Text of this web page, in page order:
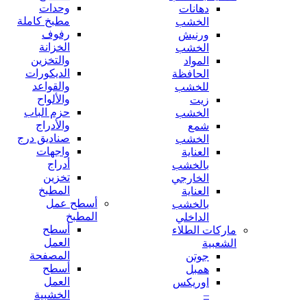
دهانات
الخشب
ورنيش
الخشب
المواد
الحافظة
للخشب
زيت
الخشب
شمع
الخشب
العناية
بالخشب
الخارجي
العناية
بالخشب
الداخلي
ماركات الطلاء
الشعبية
جوتن
همبل
اوريكس
–
وحدات
مطبخ كاملة
رفوف
الخزانة
والتخزين
الديكورات
والقواعد
والألواح
حزم الباب
والأدراج
صناديق درج
واجهات
أدراج
تخزين
المطبخ
أسطح عمل
المطبخ
أسطح
العمل
المصفحة
أسطح
العمل
الخشبية